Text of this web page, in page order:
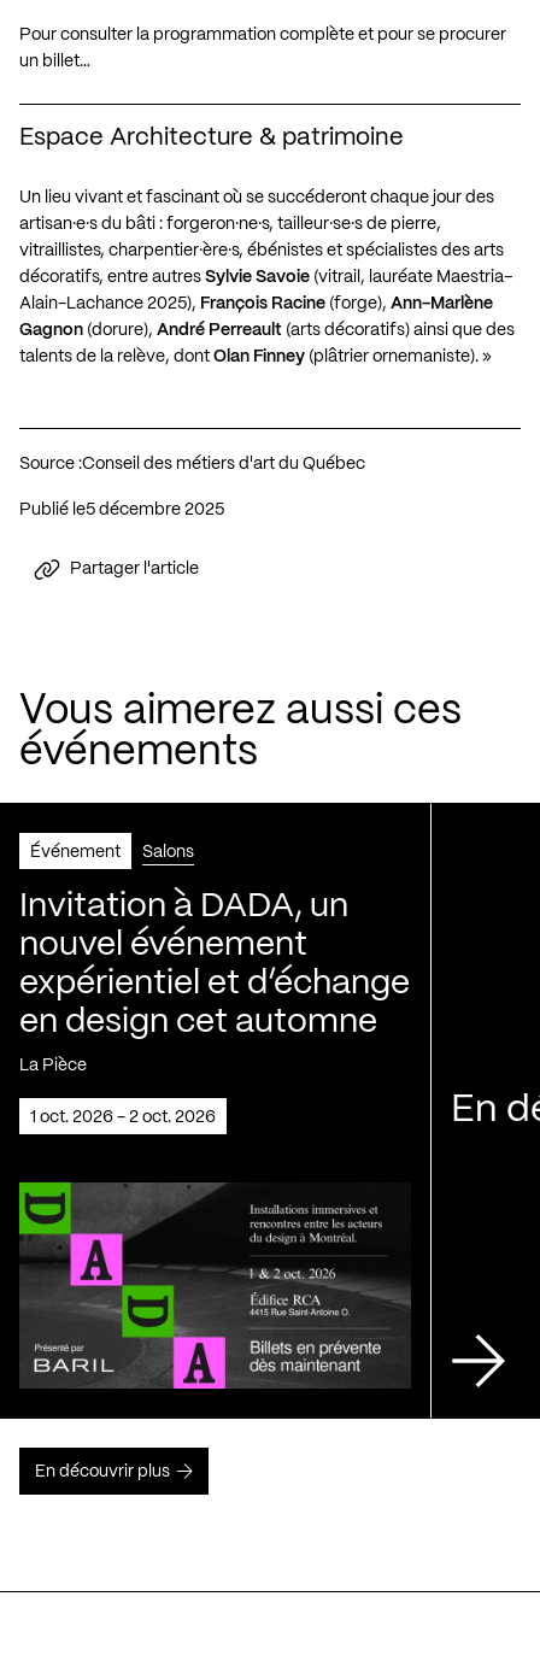
Pour consulter la programmation complète et pour se procurer
un billet…
Espace Architecture & patrimoine
Un lieu vivant et fascinant où se succéderont chaque jour des
artisan·e·s du bâti : forgeron·ne·s, tailleur·se·s de pierre,
vitraillistes, charpentier·ère·s, ébénistes et spécialistes des arts
décoratifs, entre autres Sylvie Savoie (vitrail, lauréate Maestria–
Alain-Lachance 2025), François Racine (forge), Ann-Marlène
Gagnon (dorure), André Perreault (arts décoratifs) ainsi que des
talents de la relève, dont Olan Finney (plâtrier ornemaniste). »
Source :Conseil des métiers d'art du Québec
Publié le 5 décembre 2025
Partager l'article
Vous aimerez aussi ces
événements
Événement Salons
Invitation à DADA, un
nouvel événement
expérientiel et d’échange
en design cet automne
La Pièce
1 oct. 2026 - 2 oct. 2026 En
En découvrir plus